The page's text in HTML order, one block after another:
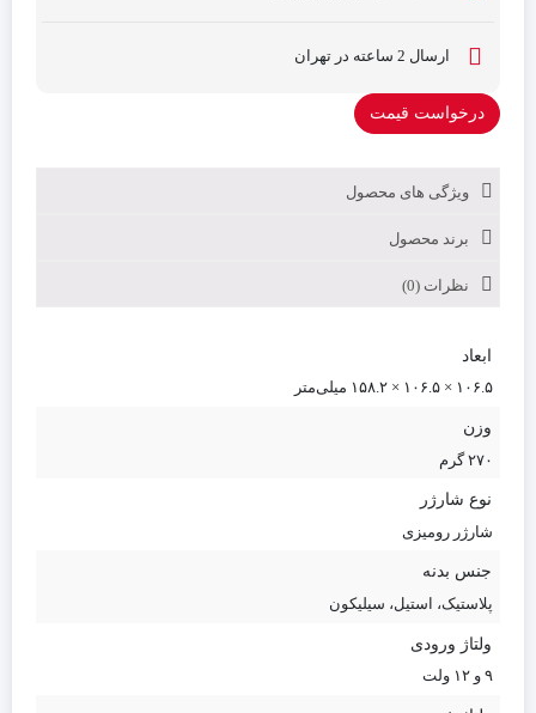
ارسال 2 ساعته در تهران
درخواست قیمت
ویژگی های محصول
برند محصول
نظرات (0)
ابعاد
۱۰۶.۵ × ۱۰۶.۵ × ۱۵۸.۲ میلی‌متر
وزن
۲۷۰ گرم
نوع شارژر
شارژر رومیزی
جنس بدنه
پلاستیک، استیل، سیلیکون
ولتاژ ورودی
۹ و ۱۲ ولت